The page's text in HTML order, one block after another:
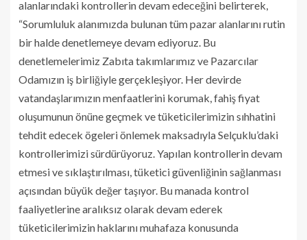
alanlarındaki kontrollerin devam edeceğini belirterek,
“Sorumluluk alanımızda bulunan tüm pazar alanlarını rutin
bir halde denetlemeye devam ediyoruz. Bu
denetlemelerimiz Zabıta takımlarımız ve Pazarcılar
Odamızın iş birliğiyle gerçekleşiyor. Her devirde
vatandaşlarımızın menfaatlerini korumak, fahiş fiyat
oluşumunun önüne geçmek ve tüketicilerimizin sıhhatini
tehdit edecek ögeleri önlemek maksadıyla Selçuklu’daki
kontrollerimizi sürdürüyoruz. Yapılan kontrollerin devam
etmesi ve sıklaştırılması, tüketici güvenliğinin sağlanması
açısından büyük değer taşıyor. Bu manada kontrol
faaliyetlerine aralıksız olarak devam ederek
tüketicilerimizin haklarını muhafaza konusunda